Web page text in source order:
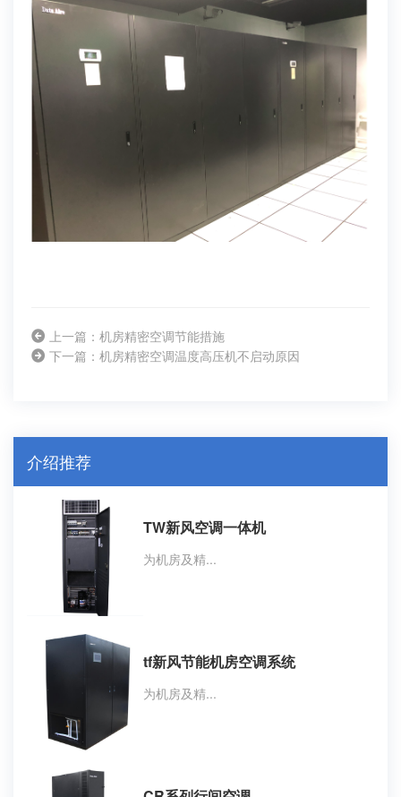
上一篇：机房精密空调节能措施
下一篇：机房精密空调温度高压机不启动原因
介绍推荐
TW新风空调一体机
为机房及精...
tf新风节能机房空调系统
为机房及精...